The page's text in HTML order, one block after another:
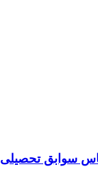
سوابق تحصیلی